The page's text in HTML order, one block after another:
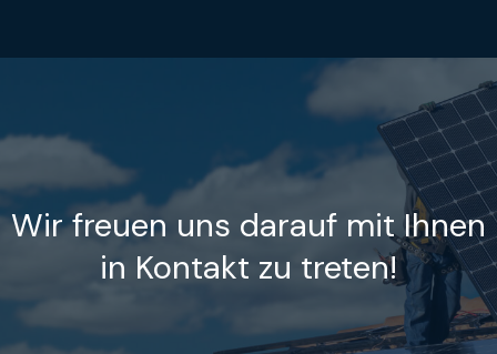
Wir freuen uns darauf mit Ihnen
in Kontakt zu treten!